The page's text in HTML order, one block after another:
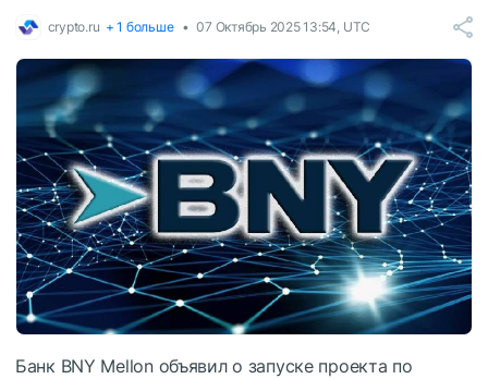
crypto.ru + 1 больше 07 Октябрь 2025 13:54, UTC
Банк BNY Mellon объявил о запуске проекта по